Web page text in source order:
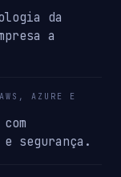
da
a
AZURE E
segurança.